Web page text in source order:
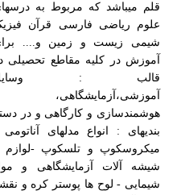
قلم میباشد که مربوط به درسهای
علوم ریاضی فارسی قرآن فیزیک
شیمی زیست و زمین و.... برای
آموزش در کلیه مقاطع تحصیلی در
قالب : وسایل
آموزشی،آزمایشگاهی،
هوشمندسازی و کارگاهی و در دسته
بندیهای : انواع مدلهای آناتومی -
میکروسکوپ و تلسکوپ -لوازم و
شیشه آلات آزمایشگاهی و مواد
شیمایی - لوح ها پوستر کره و نقشه